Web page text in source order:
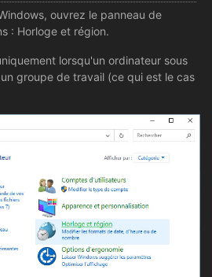
ouvrez le panneau de
: Horloge et région.
lorsqu'un ordinateur sous
groupe de travail (ce qui est le cas